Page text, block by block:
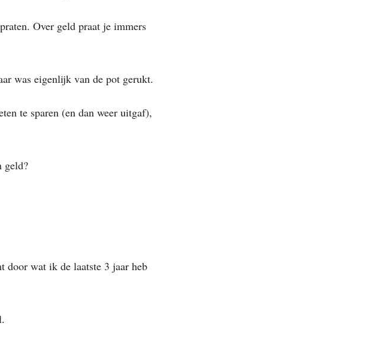
Over geld praat je immers
was eigenlijk van de pot gerukt.
te sparen (en dan weer uitgaf),
geld?
door wat ik de laatste 3 jaar heb